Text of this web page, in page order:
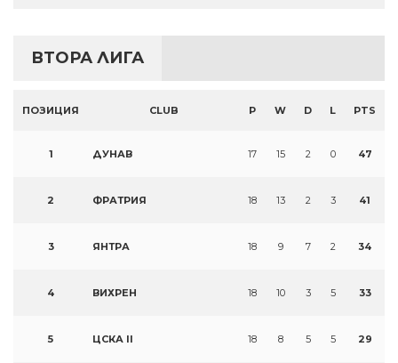
ВТОРА ЛИГА
ПОЗИЦИЯ CLUB P W D L PTS
1 ДУНАВ 17 15 2 0 47
2 ФРАТРИЯ 18 13 2 3 41
3 ЯНТРА 18 9 7 2 34
4 ВИХРЕН 18 10 3 5 33
5 ЦСКА II 18 8 5 5 29